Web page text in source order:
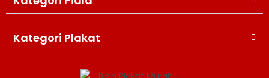
Kategori Plakat
Create The Impression